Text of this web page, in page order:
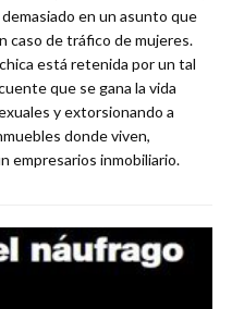
en un asunto que
caso de tráfico de mujeres.
está retenida por un tal
que se gana la vida
y extorsionando a
donde viven,
empresarios inmobiliario.